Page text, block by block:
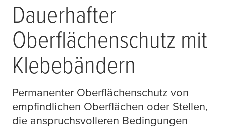
Dauerhafter
Oberflächenschutz mit
Klebebändern
Permanenter Oberflächenschutz von
empfindlichen Oberflächen oder Stellen,
die anspruchsvolleren Bedingungen